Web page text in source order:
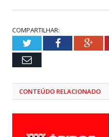
COMPARTILHAR:
TwitterFacebook
Email
CONTEÚDO RELACIONADO